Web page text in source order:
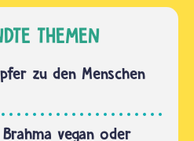
THEMEN
zu den Menschen
vegan oder